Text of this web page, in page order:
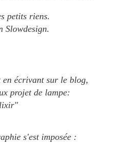
petits riens.
Slowdesign.
écrivant sur le blog,
projet de lampe:
s'est imposée :